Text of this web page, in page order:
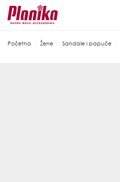
Početna Žene Sandale i papuče